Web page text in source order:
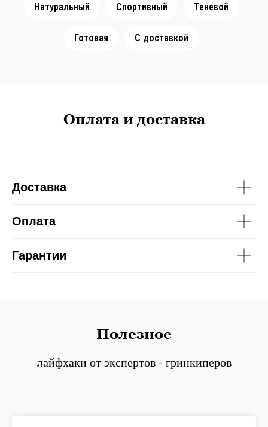
Натуральный Спортивный Теневой
Готовая С доставкой
Оплата и доставка
Доставка
Оплата
Гарантии
Полезное
лайфхаки от экспертов - гринкиперов